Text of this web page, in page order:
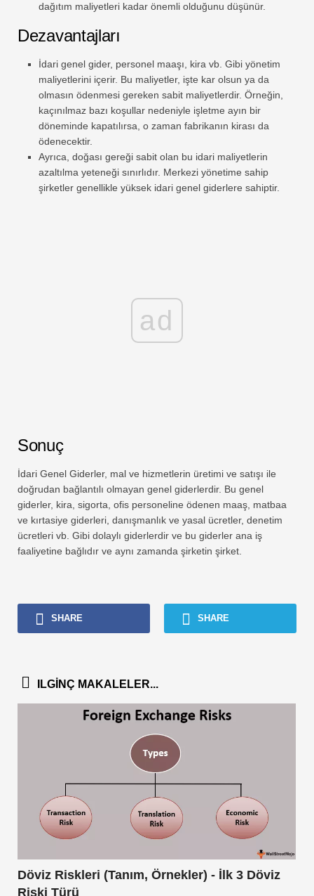
dağıtım maliyetleri kadar önemli olduğunu düşünür.
Dezavantajları
İdari genel gider, personel maaşı, kira vb. Gibi yönetim
maliyetlerini içerir. Bu maliyetler, işte kar olsun ya da
olmasın ödenmesi gereken sabit maliyetlerdir. Örneğin,
kaçınılmaz bazı koşullar nedeniyle işletme ayın bir
döneminde kapatılırsa, o zaman fabrikanın kirası da
ödenecektir.
Ayrıca, doğası gereği sabit olan bu idari maliyetlerin
azaltılma yeteneği sınırlıdır. Merkezi yönetime sahip
şirketler genellikle yüksek idari genel giderlere sahiptir.
ad
Sonuç
İdari Genel Giderler, mal ve hizmetlerin üretimi ve satışı ile
doğrudan bağlantılı olmayan genel giderlerdir. Bu genel
giderler, kira, sigorta, ofis personeline ödenen maaş, matbaa
ve kırtasiye giderleri, danışmanlık ve yasal ücretler, denetim
ücretleri vb. Gibi dolaylı giderlerdir ve bu giderler ana iş
faaliyetine bağlıdır ve aynı zamanda şirketin şirket.
SHARE SHARE
ILGINÇ MAKALELER...
Döviz Riskleri (Tanım, Örnekler) - İlk 3 Döviz
Riski Türü